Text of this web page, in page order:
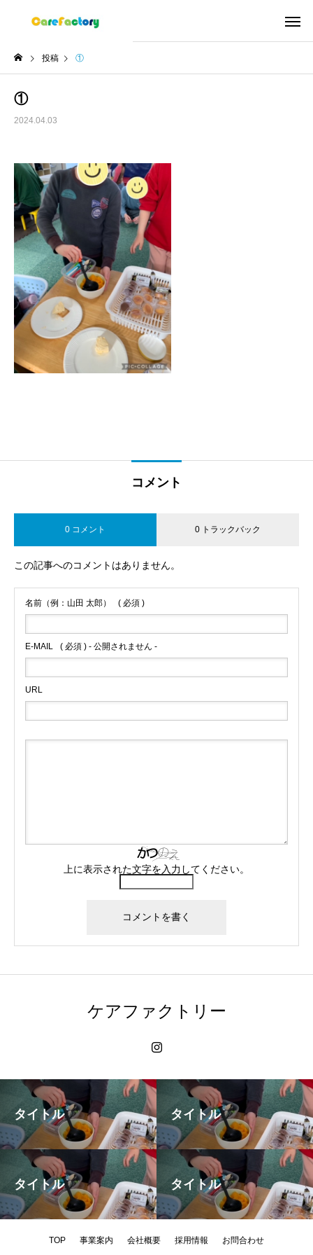
投稿 ①
①
2024.04.03
コメント
0 コメント 0 トラックバック
この記事へのコメントはありません。
名前（例：山田 太郎） ( 必須 )
E-MAIL ( 必須 ) - 公開されません -
URL
上に表示された文字を入力してください。
ケアファクトリー
タイトル タイトル
タイトル タイトル
TOP 事業案内 会社概要 採用情報 お問合わせ